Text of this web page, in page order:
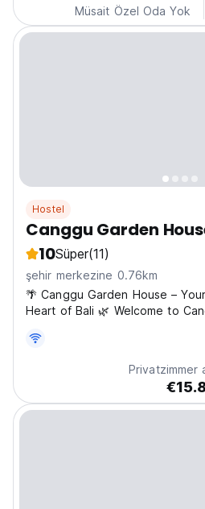
Müsait Özel Oda Yok
Hostel
Canggu Garden
10Süper(11)
şehir merkezine 0.76km
🌴 Canggu Garden House –
Heart of Bali 🌿 Welcome to
the vibrant heart of Canggu,
iconic Batu Bolong Beach, our
Privatzimmer